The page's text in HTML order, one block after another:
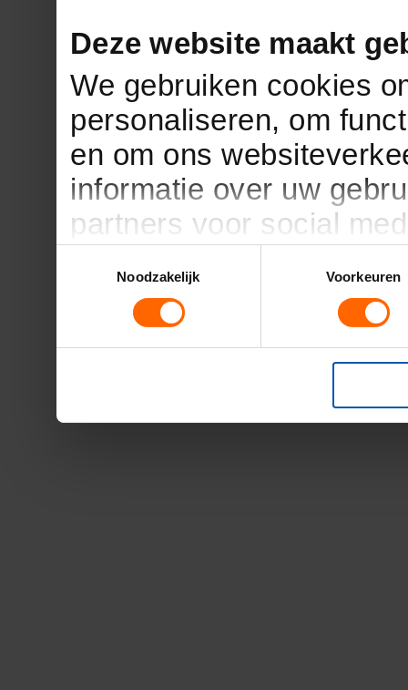
Deze website maakt
We gebruiken cookies
personaliseren, om
en om ons
informatie over uw
partners voor social
informatie die u aan ze
verzameld op basis
Noodzakelijk
Voorkeuren